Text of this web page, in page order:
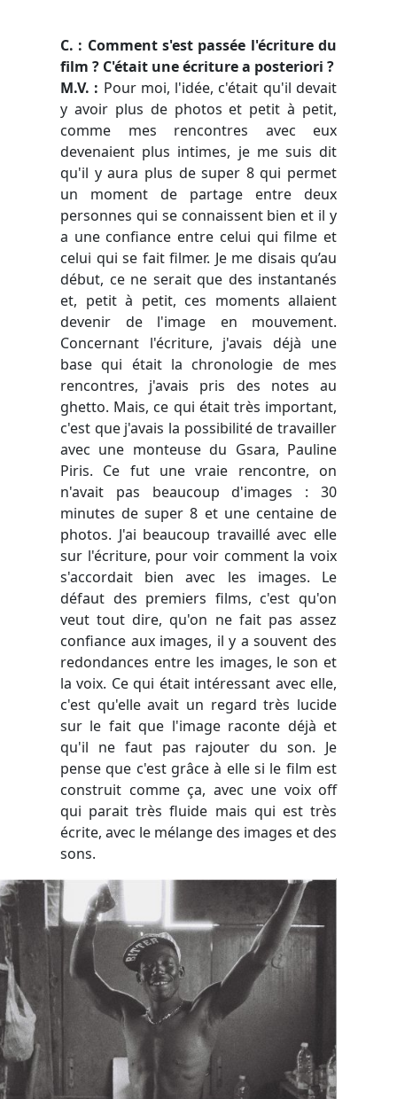
C. : Comment s'est passée l'écriture du
film ? C'était une écriture a posteriori ?
M.V. : Pour moi, l'idée, c'était qu'il devait
y avoir plus de photos et petit à petit,
comme mes rencontres avec eux
devenaient plus intimes, je me suis dit
qu'il y aura plus de super 8 qui permet
un moment de partage entre deux
personnes qui se connaissent bien et il y
a une confiance entre celui qui filme et
celui qui se fait filmer. Je me disais qu’au
début, ce ne serait que des instantanés
et, petit à petit, ces moments allaient
devenir de l'image en mouvement.
Concernant l'écriture, j'avais déjà une
base qui était la chronologie de mes
rencontres, j'avais pris des notes au
ghetto. Mais, ce qui était très important,
c'est que j'avais la possibilité de travailler
avec une monteuse du Gsara, Pauline
Piris. Ce fut une vraie rencontre, on
n'avait pas beaucoup d'images : 30
minutes de super 8 et une centaine de
photos. J'ai beaucoup travaillé avec elle
sur l'écriture, pour voir comment la voix
s'accordait bien avec les images. Le
défaut des premiers films, c'est qu'on
veut tout dire, qu'on ne fait pas assez
confiance aux images, il y a souvent des
redondances entre les images, le son et
la voix. Ce qui était intéressant avec elle,
c'est qu'elle avait un regard très lucide
sur le fait que l'image raconte déjà et
qu'il ne faut pas rajouter du son. Je
pense que c'est grâce à elle si le film est
construit comme ça, avec une voix off
qui parait très fluide mais qui est très
écrite, avec le mélange des images et des
sons.